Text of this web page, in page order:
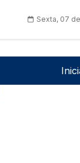
Sexta, 07